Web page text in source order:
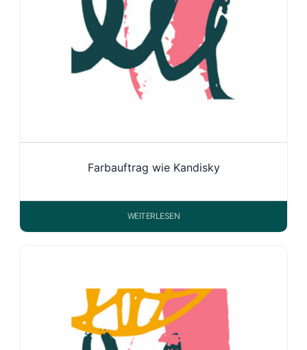
Farbauftrag wie Kandisky
WEITERLESEN